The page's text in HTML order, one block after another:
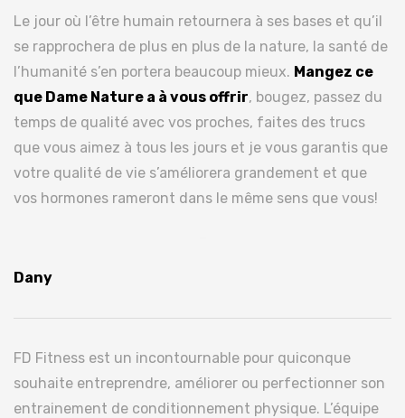
Le jour où l’être humain retournera à ses bases et qu’il
se rapprochera de plus en plus de la nature, la santé de
l’humanité s’en portera beaucoup mieux. Mangez ce
que Dame Nature a à vous offrir, bougez, passez du
temps de qualité avec vos proches, faites des trucs
que vous aimez à tous les jours et je vous garantis que
votre qualité de vie s’améliorera grandement et que
vos hormones rameront dans le même sens que vous!
Dany
FD Fitness est un incontournable pour quiconque
souhaite entreprendre, améliorer ou perfectionner son
entrainement de conditionnement physique. L’équipe